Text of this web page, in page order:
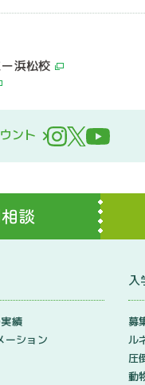
浜松校
ント
談
績
ーション
入
募
ル
圧
動